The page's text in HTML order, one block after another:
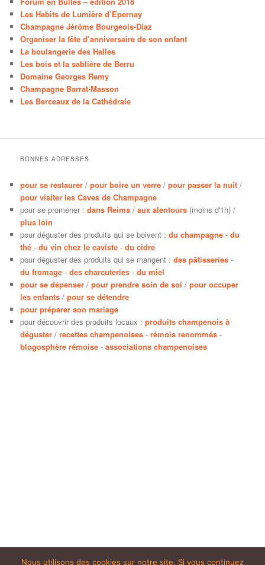
Les Habits de Lumière d’Epernay
Champagne Jérôme Bourgeois-Diaz
Organiser la fête d’anniversaire de son enfant
La boulangerie des Halles
Les bois et la sablière de Berru
Domaine Georges Remy
Champagne Barrat-Masson
Les Berceaux de la Cathédrale
BONNES ADRESSES
pour se restaurer /pour boire un verre /pour passer la nuit /
pour visiter les Caves de Champagne
pour se promener :dans Reims /aux alentours (moins d'1h) /
plus loin
pour déguster des produits qui se boivent :du champagne -du
thé -du vin chez le caviste -du cidre
pour déguster des produits qui se mangent :des pâtisseries -
du fromage -des charcuteries -du miel
pour se dépenser /pour prendre soin de soi /pour occuper
les enfants /pour se détendre
pour préparer son mariage
pour découvrir des produits locaux :produits champenois à
déguster /recettes champenoises -rémois renommés -
blogosphère rémoise -associations champenoises
Nous utilisons des cookies sur notre site. Si vous continuez